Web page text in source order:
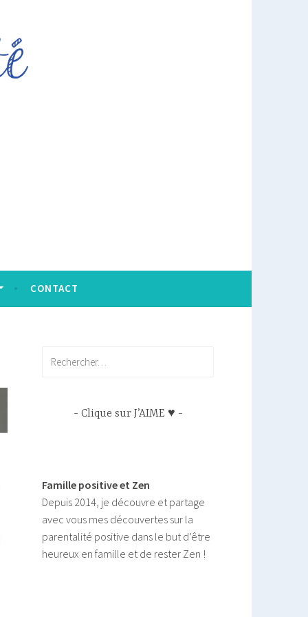
CONTACT
Clique sur J’AIME ♥
Famille positive et Zen
Depuis 2014, je découvre et partage
avec vous mes découvertes sur la
parentalité positive dans le but d’être
heureux en famille et de rester Zen !